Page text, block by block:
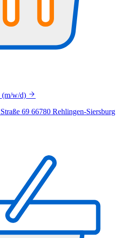
(m/w/d)
69 66780 Rehlingen-Siersburg